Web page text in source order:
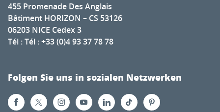
455 Promenade Des Anglais
Bâtiment HORIZON – CS 53126
06203 NICE Cedex 3
Tél : Tél : +33 (0)4 93 37 78 78
Folgen Sie uns in sozialen Netzwerken